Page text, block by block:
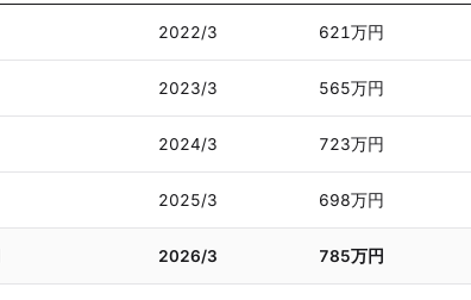
2022/3 621万円
2023/3 565万円
2024/3 723万円
2025/3 698万円
2026/3 785万円